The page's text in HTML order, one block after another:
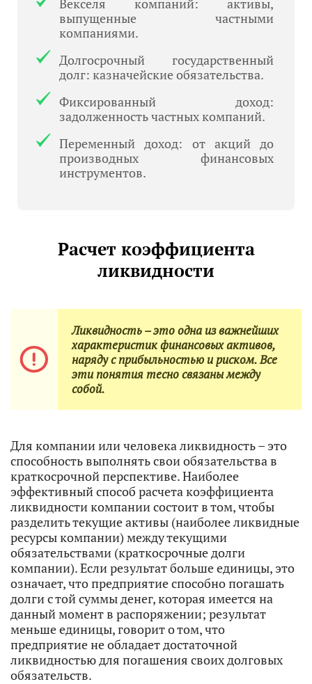
выпущенные частными
компаниями.
Долгосрочный государственный
долг: казначейские обязательства.
Фиксированный доход:
задолженность частных компаний.
Переменный доход: от акций до
производных финансовых
инструментов.
Расчет коэффициента
ликвидности
Ликвидность – это одна из важнейших
характеристик финансовых активов,
наряду с прибыльностью и риском. Все
эти понятия тесно связаны между
собой.
Для компании или человека ликвидность – это
способность выполнять свои обязательства в
краткосрочной перспективе. Наиболее
эффективный способ расчета коэффициента
ликвидности компании состоит в том, чтобы
разделить текущие активы (наиболее ликвидные
ресурсы компании) между текущими
обязательствами (краткосрочные долги
компании). Если результат больше единицы, это
означает, что предприятие способно погашать
долги с той суммы денег, которая имеется на
данный момент в распоряжении; результат
меньше единицы, говорит о том, что
предприятие не обладает достаточной
ликвидностью для погашения своих долговых
обязательств.